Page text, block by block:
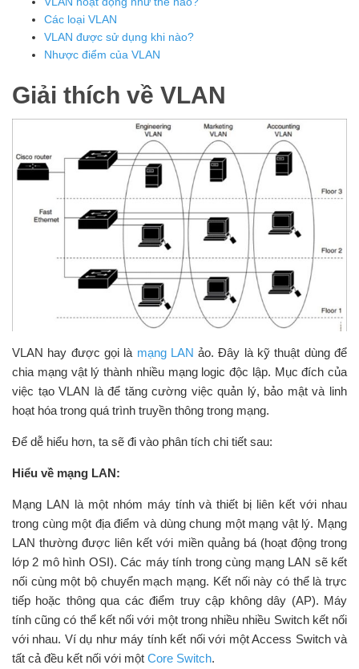
Các loại VLAN
VLAN được sử dụng khi nào?
Nhược điểm của VLAN
Giải thích về VLAN
VLAN hay được gọi là mạng LAN ảo. Đây là kỹ thuật dùng để
chia mạng vật lý thành nhiều mạng logic độc lập. Mục đích của
việc tạo VLAN là để tăng cường việc quản lý, bảo mật và linh
hoạt hóa trong quá trình truyền thông trong mạng.
Để dễ hiểu hơn, ta sẽ đi vào phân tích chi tiết sau:
Hiểu về mạng LAN:
Mạng LAN là một nhóm máy tính và thiết bị liên kết với nhau
trong cùng một địa điểm và dùng chung một mạng vật lý. Mạng
LAN thường được liên kết với miền quảng bá (hoạt động trong
lớp 2 mô hình OSI). Các máy tính trong cùng mạng LAN sẽ kết
nối cùng một bộ chuyển mạch mạng. Kết nối này có thể là trực
tiếp hoặc thông qua các điểm truy cập không dây (AP). Máy
tính cũng có thể kết nối với một trong nhiều nhiều Switch kết nối
với nhau. Ví dụ như máy tính kết nối với một Access Switch và
tất cả đều kết nối với một Core Switch.